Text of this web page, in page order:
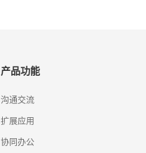
产品功能
沟通交流
扩展应用
协同办公